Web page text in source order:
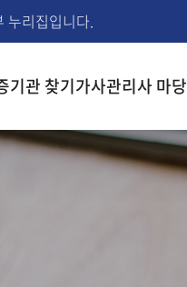
누리집입니다.
기관 찾기가사관리사 마당